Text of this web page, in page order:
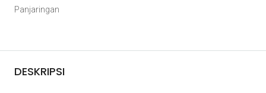
Panjaringan
DESKRIPSI